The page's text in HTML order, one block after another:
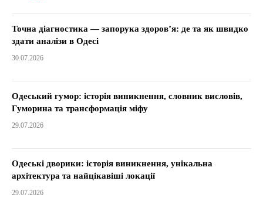
Точна діагностика — запорука здоров’я: де та як швидко
здати аналізи в Одесі
30.07.2026
Одеський гумор: історія виникнення, словник висловів,
Гуморина та трансформація міфу
29.07.2026
Одеські дворики: історія виникнення, унікальна
архітектура та найцікавіші локації
29.07.2026